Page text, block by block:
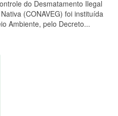
do Desmatamento Ilegal
(CONAVEG) foi instituída
Ambiente, pelo Decreto...